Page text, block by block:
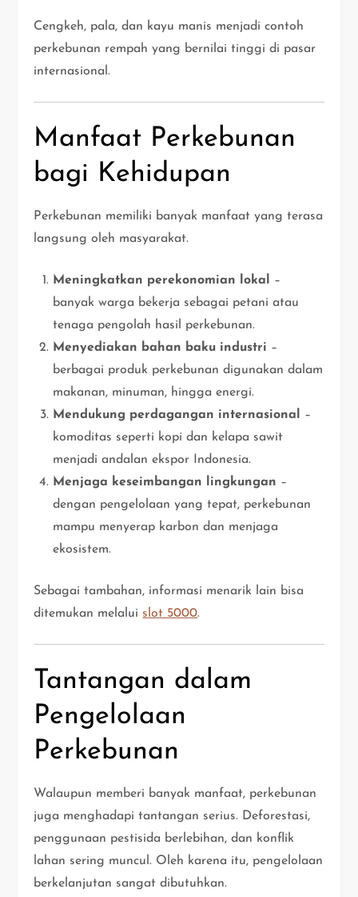
Cengkeh, pala, dan kayu manis menjadi contoh
perkebunan rempah yang bernilai tinggi di pasar
internasional.
Manfaat Perkebunan
bagi Kehidupan
Perkebunan memiliki banyak manfaat yang terasa
langsung oleh masyarakat.
Meningkatkan perekonomian lokal
–
banyak warga bekerja sebagai petani atau
tenaga pengolah hasil perkebunan.
Menyediakan bahan baku industri –
berbagai produk perkebunan digunakan dalam
makanan, minuman, hingga energi.
Mendukung perdagangan internasional
–
komoditas seperti kopi dan kelapa sawit
menjadi andalan ekspor Indonesia.
Menjaga keseimbangan lingkungan –
dengan pengelolaan yang tepat, perkebunan
mampu menyerap karbon dan menjaga
ekosistem.
Sebagai tambahan, informasi menarik lain bisa
ditemukan melalui slot 5000.
Tantangan dalam
Pengelolaan
Perkebunan
Walaupun memberi banyak manfaat, perkebunan
juga menghadapi tantangan serius. Deforestasi,
penggunaan pestisida berlebihan, dan konflik
lahan sering muncul. Oleh karena itu, pengelolaan
berkelanjutan sangat dibutuhkan.